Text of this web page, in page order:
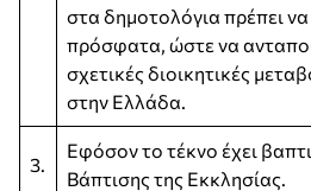
στα δημοτολόγια πρέπει
πρόσφατα, ώστε να
σχετικές διοικητικές
στην Ελλάδα.
3.
Εφόσον το τέκνο έχει
Βάπτισης της Εκκλησίας.